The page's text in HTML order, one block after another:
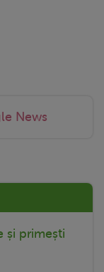
News
și primești